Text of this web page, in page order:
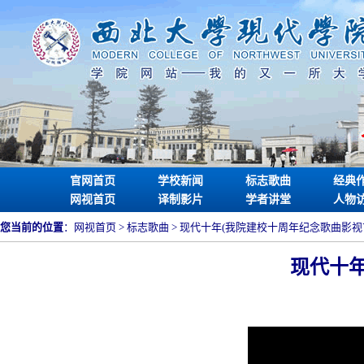
官网首页 学校新闻 标志歌曲
经典
网视首页
译制影片 学者讲堂 人物
您当前的位置： 网视首页 > 标志歌曲 > 现代十年(我院建校十周年纪念歌曲影
现代十